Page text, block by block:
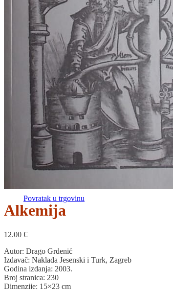
Pretraži:
Nema proizvoda u košarici
Povratak u trgovinu
Košarica
Povratak u trgovinu
Alkemija
12.00 €
Autor: Drago Grdenić
Izdavač: Naklada Jesenski i Turk, Zagreb
Godina izdanja: 2003.
Broj stranica: 230
Dimenzije: 15×23 cm